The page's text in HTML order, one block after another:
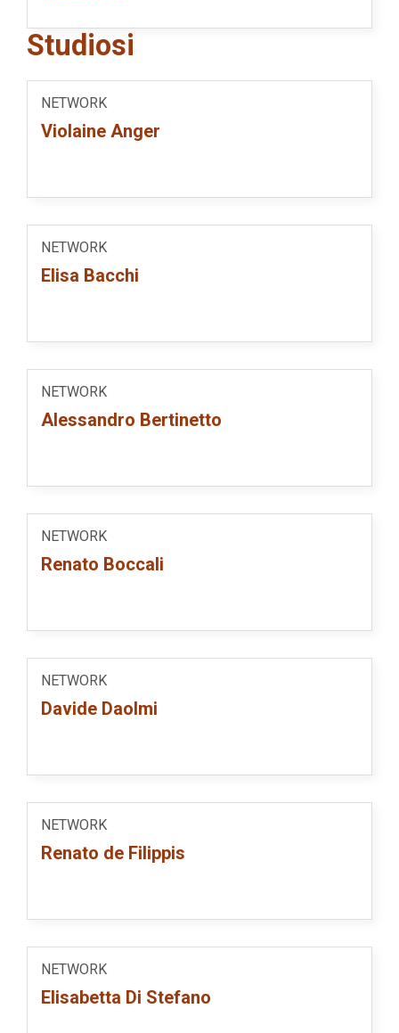
Studiosi
NETWORK
Violaine Anger
NETWORK
Elisa Bacchi
NETWORK
Alessandro Bertinetto
NETWORK
Renato Boccali
NETWORK
Davide Daolmi
NETWORK
Renato de Filippis
NETWORK
Elisabetta Di Stefano